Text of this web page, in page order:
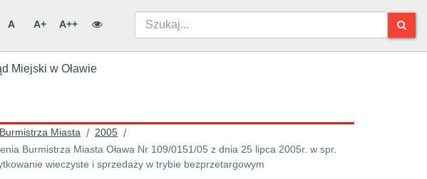
A A+ A++
Miejski w Oławie
Miasta / 2005 /
w spr.
wieczyste i sprzedaży w trybie bezprzetargowym